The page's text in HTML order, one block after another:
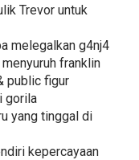
Trevor untuk
melegalkan g4nj4
franklin
public figur
gorila
yang tinggal di
kepercayaan